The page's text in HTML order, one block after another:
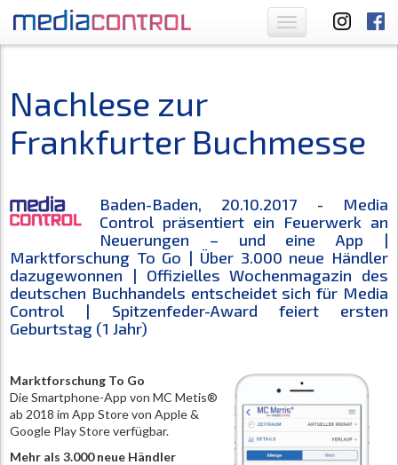
Toggle
navigation
Nachlese zur
Frankfurter Buchmesse
Baden-Baden, 20.10.2017 - Media
Control präsentiert ein Feuerwerk an
Neuerungen – und eine App |
Marktforschung To Go | Über 3.000 neue Händler
dazugewonnen | Offizielles Wochenmagazin des
deutschen Buchhandels entscheidet sich für Media
Control | Spitzenfeder-Award feiert ersten
Geburtstag (1 Jahr)
Marktforschung To Go
Die Smartphone-App von MC Metis®
ab 2018 im App Store von Apple &
Google Play Store verfügbar.
Mehr als 3.000 neue Händler